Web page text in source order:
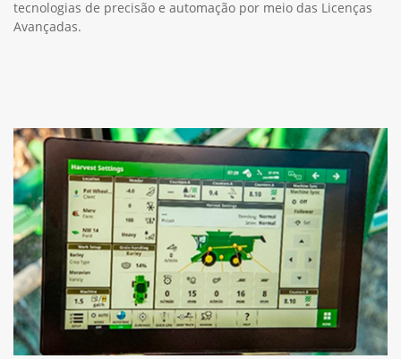
tecnologias de precisão e automação por meio das Licenças
Avançadas.